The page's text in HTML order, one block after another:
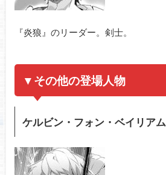
『炎狼』のリーダー。剣士。
▼その他の登場人物
ケルビン・フォン・ベイリアム